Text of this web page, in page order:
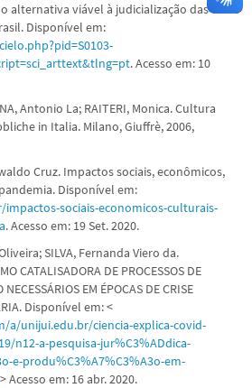
alternativa viável à judicialização das
Disponível em:
. Acesso em: 10
Antonio La; RAITERI, Monica. Cultura
in Italia. Milano, Giuffrè, 2006,
Cruz. Impactos sociais, econômicos,
Disponível em:
sociais-economicos-culturais-
. Acesso em: 19 Set. 2020.
SILVA, Fernanda Viero da.
CATALISADORA DE PROCESSOS DE
EM ÉPOCAS DE CRISE
Disponível em: <
a/unijui.edu.br/ciencia-explica-covid-
n12-a-pesquisa-jur%C3%ADdica-
e-produ%C3%A7%C3%A3o-em-
> Acesso em: 16 abr. 2020.